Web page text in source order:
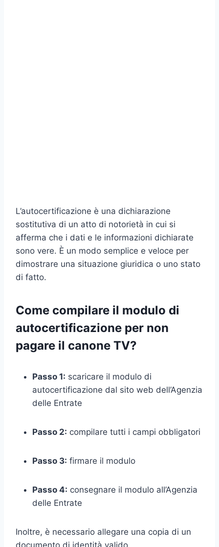
L’autocertificazione è una dichiarazione
sostitutiva di un atto di notorietà in cui si
afferma che i dati e le informazioni dichiarate
sono vere. È un modo semplice e veloce per
dimostrare una situazione giuridica o uno stato
di fatto.
Come compilare il modulo di
autocertificazione per non
pagare il canone TV?
Passo 1: scaricare il modulo di
autocertificazione dal sito web dell’Agenzia
delle Entrate
Passo 2: compilare tutti i campi obbligatori
Passo 3: firmare il modulo
Passo 4: consegnare il modulo all’Agenzia
delle Entrate
Inoltre, è necessario allegare una copia di un
documento di identità valido.